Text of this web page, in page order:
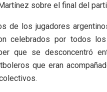
sobre el final del
de los jugadores
celebrados por todos
que se desconcentró
que eran